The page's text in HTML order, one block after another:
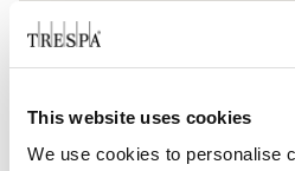
This website uses cookies
We use cookies to personalise